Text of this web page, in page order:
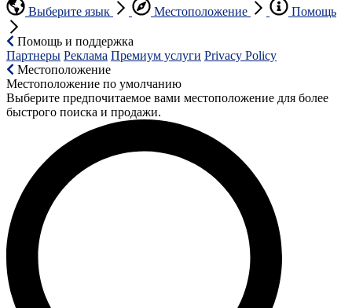
Выберите язык
Местоположение Помощь
Помощь и поддержка
Партнеры Реклама Премиум услуги Privacy Policy
Местоположение
Местоположение по умолчанию
Выберите предпочитаемое вами местоположение для более
быстрого поиска и продажи.